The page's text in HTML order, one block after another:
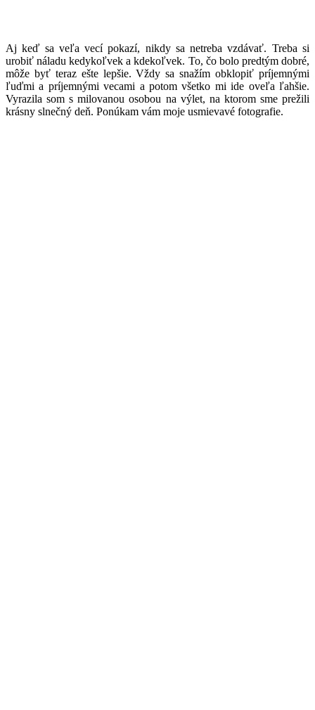
Aj keď sa veľa vecí pokazí, nikdy sa netreba vzdávať. Treba si
urobiť náladu kedykoľvek a kdekoľvek. To, čo bolo predtým dobré,
môže byť teraz ešte lepšie. Vždy sa snažím obklopiť príjemnými
ľuďmi a príjemnými vecami a potom všetko mi ide oveľa ľahšie.
Vyrazila som s milovanou osobou na výlet, na ktorom sme prežili
krásny slnečný deň. Ponúkam vám moje usmievavé fotografie.